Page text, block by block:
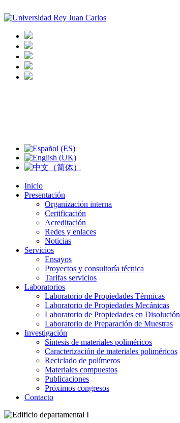
Inicio
Presentación
Organización interna
Certificación
Acreditación
Redes y enlaces
Noticias
Servicios
Ensayos
Proyectos y consultoría técnica
Tarifas servicios
Laboratorios
Laboratorio de Propiedades Térmicas
Laboratorio de Propiedades Mecánicas
Laboratorio de Propiedades en Disolución
Laboratorio de Preparación de Muestras
Investigación
Síntesis de materiales poliméricos
Caracterización de materiales poliméricos
Reciclado de polímeros
Materiales compuestos
Publicaciones
Próximos congresos
Contacto